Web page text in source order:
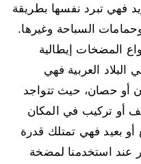
فهي تبرد نفسها بطريقة
السباحة وغيرها.
المضخات إيطالية
البلاد العربية فهي
أو حصان، حيث تتواجد
أو تركيب في المكان
أو بعيد فهي تمتلك قدرة
عند استخدمنا لمضخة